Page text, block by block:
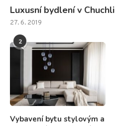
Luxusní bydlení v Chuchli
27. 6. 2019
2
Vybavení bytu stylovým a